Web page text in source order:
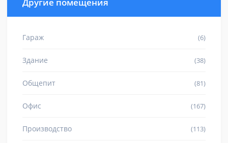
Гараж (6)
Здание (38)
Общепит (81)
Офис (167)
Производство (113)